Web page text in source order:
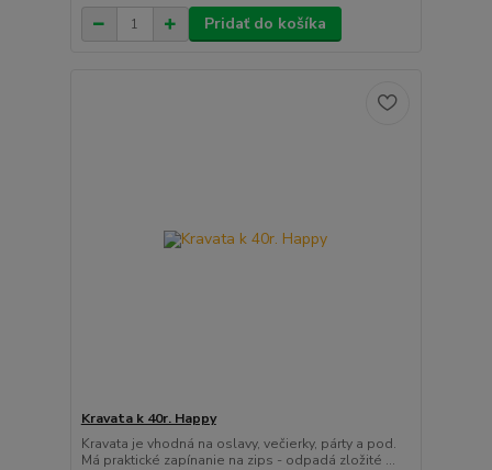
Pridať do košíka
Kravata k 40r. Happy
Kravata je vhodná na oslavy, večierky, párty a pod.
Má praktické zapínanie na zips - odpadá zložité ...